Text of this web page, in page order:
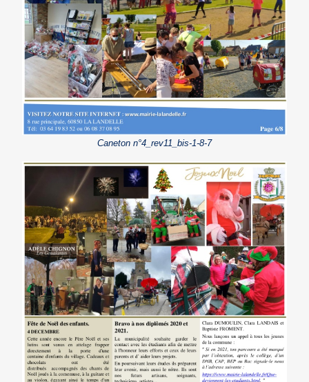
Caneton n°4_rev11_bis-1-8-7